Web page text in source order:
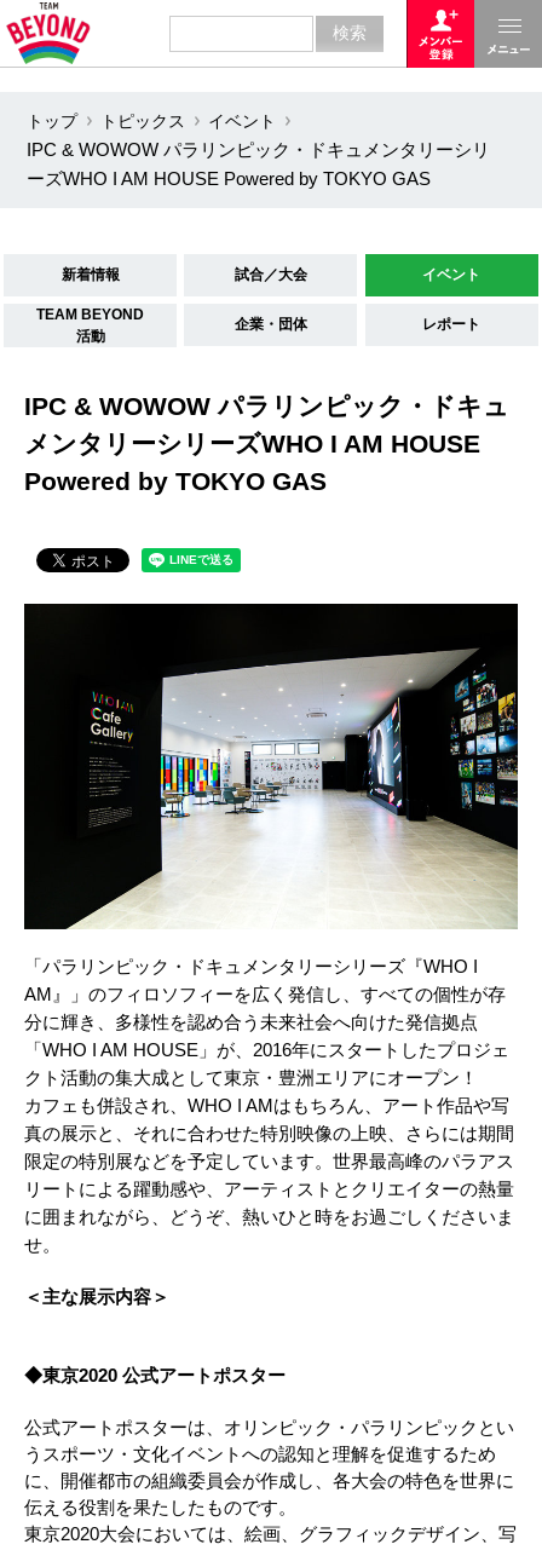
トップ トピックス
イベント
IPC & WOWOW パラリンピック・ドキュメンタリーシリ
ーズWHO I AM HOUSE Powered by TOKYO GAS
新着情報 試合／大会 イベント
TEAM BEYOND
活動
企業・団体 レポート
IPC & WOWOW パラリンピック・ドキュ
メンタリーシリーズWHO I AM HOUSE
Powered by TOKYO GAS
「パラリンピック・ドキュメンタリーシリーズ『WHO I
AM』」のフィロソフィーを広く発信し、すべての個性が存
分に輝き、多様性を認め合う未来社会へ向けた発信拠点
「WHO I AM HOUSE」が、2016年にスタートしたプロジェ
クト活動の集大成として東京・豊洲エリアにオープン！
カフェも併設され、WHO I AMはもちろん、アート作品や写
真の展示と、それに合わせた特別映像の上映、さらには期間
限定の特別展などを予定しています。世界最高峰のパラアス
リートによる躍動感や、アーティストとクリエイターの熱量
に囲まれながら、どうぞ、熱いひと時をお過ごしくださいま
せ。
＜主な展示内容＞
◆東京2020 公式アートポスター
公式アートポスターは、オリンピック・パラリンピックとい
うスポーツ・文化イベントへの認知と理解を促進するため
に、開催都市の組織委員会が作成し、各大会の特色を世界に
伝える役割を果たしたものです。
東京2020大会においては、絵画、グラフィックデザイン、写